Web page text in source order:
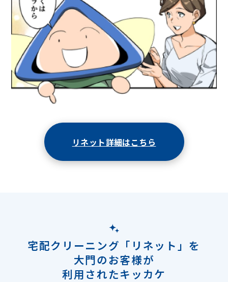
リネット詳細はこちら
宅配クリーニング「リネット」を
大門のお客様が
利用されたキッカケ